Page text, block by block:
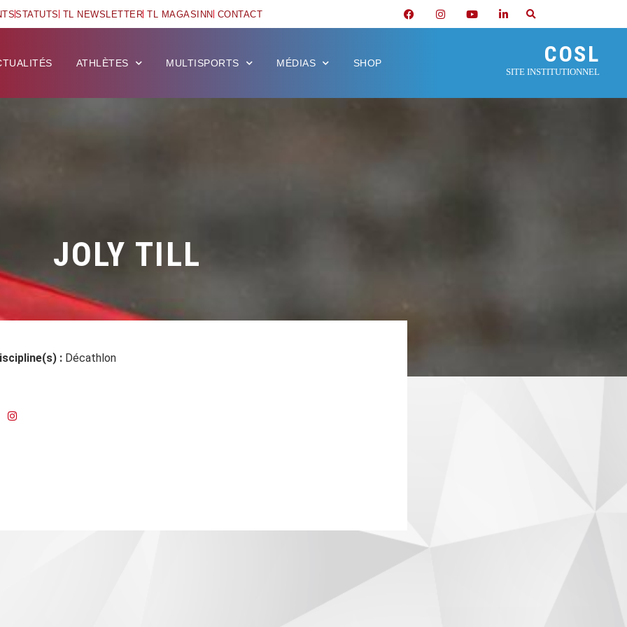
STATUTS TL NEWSLETTER TL MAGASINN CONTACT
ATHLÈTES MULTISPORTS MÉDIAS SHOP COSL
SITE INSTITUTIONNEL
JOLY TILL
:Décathlon